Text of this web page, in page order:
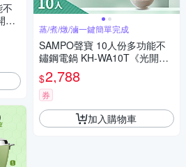
門
蒸/煮/燉/滷一鍵簡單完成
SAMPO聲寶 10人份多功能不
鏽鋼電鍋 KH-WA10T《光開門
就很忙了 同款》
$2,788
券
加入購物車